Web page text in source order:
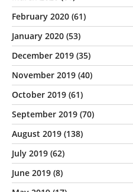
February 2020 (61)
January 2020 (53)
December 2019 (35)
November 2019 (40)
October 2019 (61)
September 2019 (70)
August 2019 (138)
July 2019 (62)
June 2019 (8)